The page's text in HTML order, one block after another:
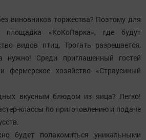
виновников торжества? Поэтому для
площадка «КоКоПарка», где будут
видов птиц. Трогать разрешается,
Среди приглашенный гостей
фермерское хозяйство «Страусиный
вкусным блюдом из яица? Легко!
классы по приготовлению и подаче
будет полакомиться уникальными